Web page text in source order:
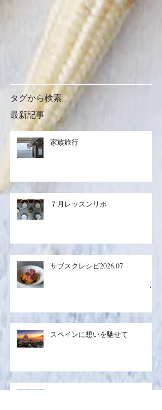
タグから検索
最新記事
家族旅行
７月レッスンリポ
サブスクレシピ2026.07
生ハ
ムメロン／マグロのザタールグリ
スペインに想いを馳せて